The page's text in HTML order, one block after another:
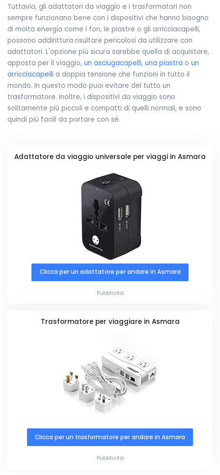
Tuttavia, gli adattatori da viaggio e i trasformatori non
sempre funzionano bene con i dispositivi che hanno bisogno
di molta energia come i fon, le piastre o gli arricciacapelli,
possono addirittura risultare pericolosi da utilizzare con
adattatori. L'opzione più sicura sarebbe quella di acquistare,
apposta per il viaggio, un asciugacapelli, una piastra o un
arricciacapelli a doppia tensione che funzioni in tutto il
mondo. In questo modo puoi evitare del tutto un
trasformatore. Inoltre, i dispositivi da viaggio sono
solitamente più piccoli e compatti di quelli normali, e sono
quindi più facili da portare con sé.
Adattatore da viaggio universale per viaggi in Asmara
Clicca per un adattatore per andare in Asmara
Pubblicità
Trasformatore per viaggiare in Asmara
Clicca per un trasformatore per andare in Asmara
Pubblicità